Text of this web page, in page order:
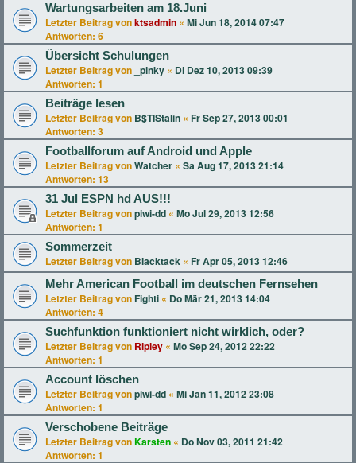
Wartungsarbeiten am 18.Juni
Letzter Beitrag vonktsadmin « Mi Jun 18, 2014 07:47
Antworten: 6
Übersicht Schulungen
Letzter Beitrag von _pinky « Di Dez 10, 2013 09:39
Antworten: 1
Beiträge lesen
Letzter Beitrag von B$TIStalin « Fr Sep 27, 2013 00:01
Antworten: 3
Footballforum auf Android und Apple
Letzter Beitrag vonWatcher « Sa Aug 17, 2013 21:14
Antworten: 13
31 Jul ESPN hd AUS!!!
Letzter Beitrag vonpiwi-dd « Mo Jul 29, 2013 12:56
Antworten: 1
Sommerzeit
Letzter Beitrag von Blacktack « Fr Apr 05, 2013 12:46
Mehr American Football im deutschen Fernsehen
Letzter Beitrag von Fighti « Do Mär 21, 2013 14:04
Antworten: 4
Suchfunktion funktioniert nicht wirklich, oder?
Letzter Beitrag von Ripley « Mo Sep 24, 2012 22:22
Antworten: 1
Account löschen
Letzter Beitrag vonpiwi-dd « Mi Jan 11, 2012 23:08
Antworten: 1
Verschobene Beiträge
Letzter Beitrag vonKarsten « Do Nov 03, 2011 21:42
Antworten: 1